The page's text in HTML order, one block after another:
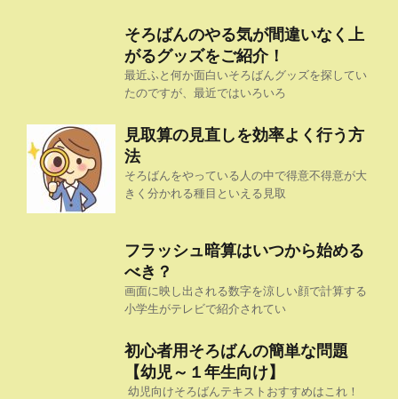
そろばんのやる気が間違いなく上
がるグッズをご紹介！
最近ふと何か面白いそろばんグッズを探してい
たのですが、最近ではいろいろ
見取算の見直しを効率よく行う方
法
そろばんをやっている人の中で得意不得意が大
きく分かれる種目といえる見取
フラッシュ暗算はいつから始める
べき？
画面に映し出される数字を涼しい顔で計算する
小学生がテレビで紹介されてい
初心者用そろばんの簡単な問題
【幼児～１年生向け】
幼児向けそろばんテキストおすすめはこれ！